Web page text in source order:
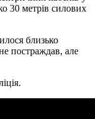
30 метрів силових
близько
постраждав, але